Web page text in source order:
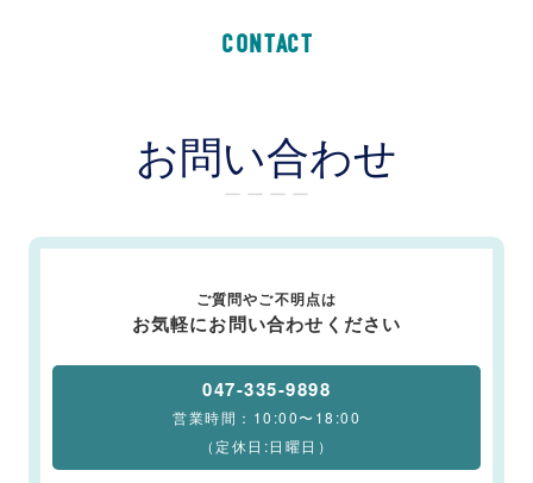
CONTACT
お問い合わせ
ー ー ー ー
ご質問やご不明点は
お気軽にお問い合わせください
047-335-9898
営業時間：10:00〜18:00
（定休日:日曜日）